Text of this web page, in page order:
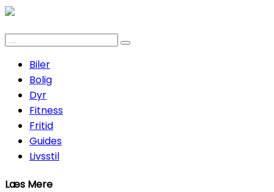
Biler
Bolig
Dyr
Fitness
Fritid
Guides
Livsstil
Læs Mere